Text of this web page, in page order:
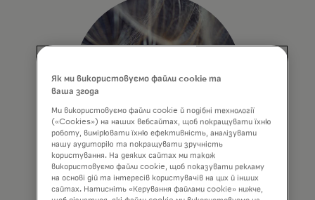
Розкрийте потенціал
Як ми використовуємо файли cookie та
ваша згода
Ми використовуємо файли cookie й подібні технології
(«Cookies») на наших вебсайтах, щоб покращувати їхню
роботу, вимірювати їхню ефективність, аналізувати
нашу аудиторію та покращувати зручність
користування. На деяких сайтах ми також
використовуємо файли cookie, щоб показувати рекламу
на основі дій та інтересів користувачів на цих й інших
сайтах. Натисніть «Керування файлами cookie» нижче,